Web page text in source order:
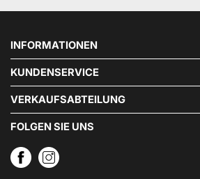
INFORMATIONEN
KUNDENSERVICE
VERKAUFSABTEILUNG
FOLGEN SIE UNS